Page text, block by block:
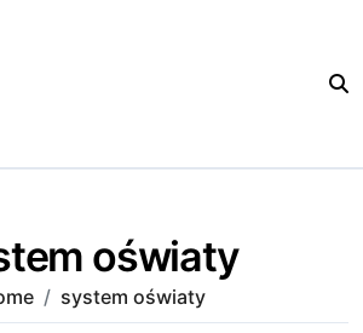
oświaty
system oświaty